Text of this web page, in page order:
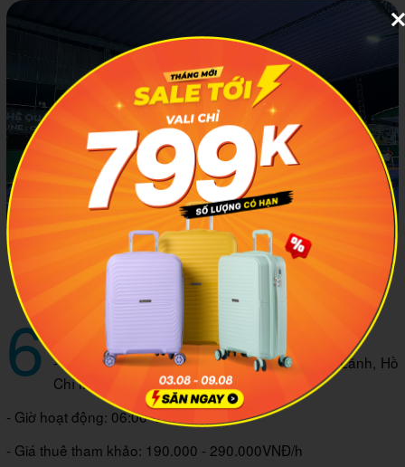
Sân Pickleball Ngọc Lan hỗ trợ dạy cho nhiều người mới tham
gia. Ảnh minh họa: VNB
6 Sân Pickleball Quận 1 - Saigon
- Địa chỉ: 189 đường Cống Quỳnh, Cầu Ông Lãnh, Hồ
Chí Minh
- Giờ hoạt động: 06:00–22:00
- Giá thuê tham khảo: 190.000 - 290.000VNĐ/h